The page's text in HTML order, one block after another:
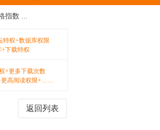
指数 ...
特权+数据库权限
下载特权
+更多下载次数
更高阅读权限+……
返回列表